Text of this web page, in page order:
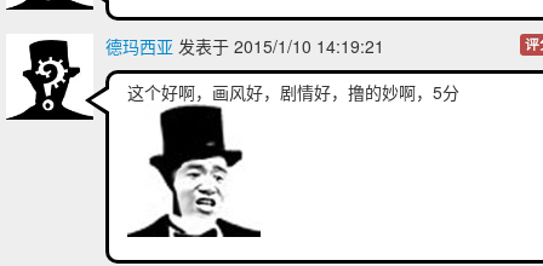
德玛西亚 发表于 2015/1/10 14:19:21 评
这个好啊，画风好，剧情好，撸的妙啊，5分